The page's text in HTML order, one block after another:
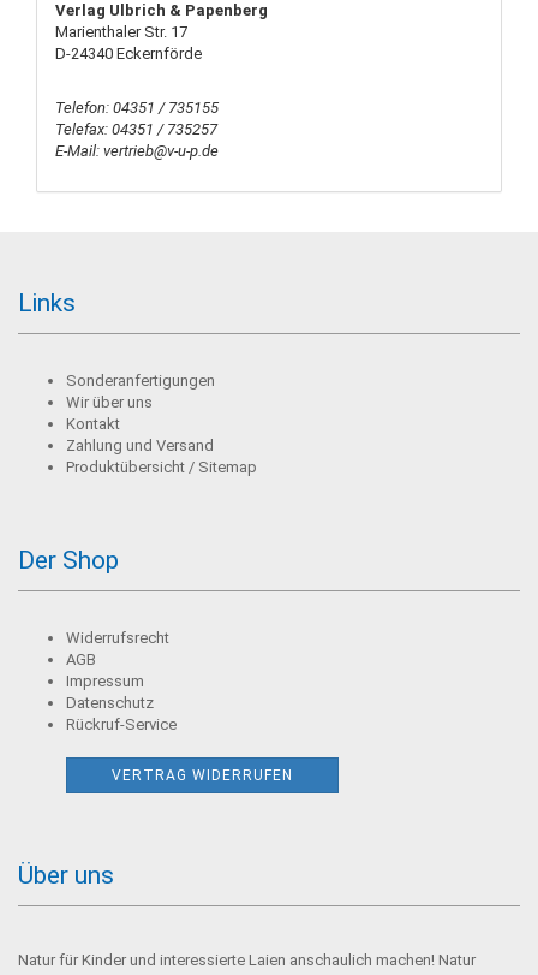
Verlag Ulbrich & Papenberg
Marienthaler Str. 17
D-24340 Eckernförde
Telefon: 04351 / 735155
Telefax: 04351 / 735257
E-Mail: vertrieb@v-u-p.de
Links
Sonderanfertigungen
Wir über uns
Kontakt
Zahlung und Versand
Produktübersicht / Sitemap
Der Shop
Widerrufsrecht
AGB
Impressum
Datenschutz
Rückruf-Service
VERTRAG WIDERRUFEN
Über uns
Natur für Kinder und interessierte Laien anschaulich machen! Natur